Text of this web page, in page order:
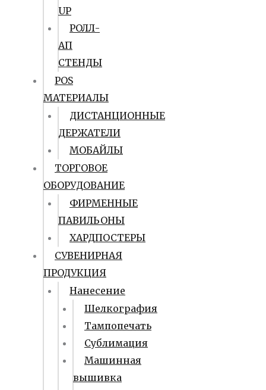
UP
РОЛЛ-
АП
СТЕНДЫ
POS
МАТЕРИАЛЫ
ДИСТАНЦИОННЫЕ
ДЕРЖАТЕЛИ
МОБАЙЛЫ
ТОРГОВОЕ
ОБОРУДОВАНИЕ
ФИРМЕННЫЕ
ПАВИЛЬОНЫ
ХАРДПОСТЕРЫ
СУВЕНИРНАЯ
ПРОДУКЦИЯ
Нанесение
Шелкография
Тампопечать
Сублимация
Машинная
вышивка